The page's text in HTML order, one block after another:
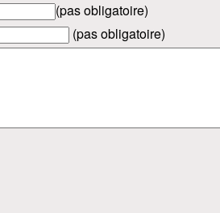
(pas obligatoire)
(pas obligatoire)